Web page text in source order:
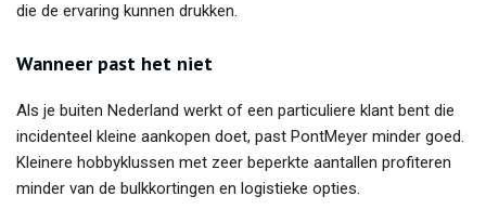
die de ervaring kunnen drukken.
Wanneer past het niet
Als je buiten Nederland werkt of een particuliere klant bent die
incidenteel kleine aankopen doet, past PontMeyer minder goed.
Kleinere hobbyklussen met zeer beperkte aantallen profiteren
minder van de bulkkortingen en logistieke opties.